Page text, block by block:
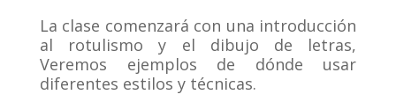
La clase comenzará con una introducción
al rotulismo y el dibujo de letras,
Veremos ejemplos de dónde usar
diferentes estilos y técnicas.